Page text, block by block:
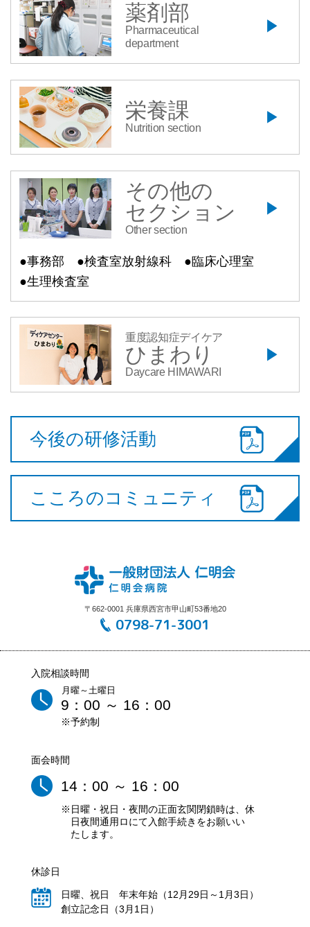
薬剤部
Pharmaceutical
department
栄養課
Nutrition section
その他の
セクション
Other section
●事務部 ●検査室放射線科
●臨床心理室
●生理検査室
重度認知症デイケア
ひまわり
Daycare HIMAWARI
今後の研修活動
こころのコミュニティ
〒662-0001 兵庫県西宮市甲山町53番地20
0798-71-3001
入院相談時間
月曜～土曜日
9：00 ～ 16：00
※予約制
面会時間
14：00 ～ 16：00
※日曜・祝日・夜間の正面玄関閉鎖時は、休
日夜間通用ロにて入館手続きをお願いい
たします。
休診日
日曜、祝日 年末年始（12月29日～1月3日）
創立記念日（3月1日）